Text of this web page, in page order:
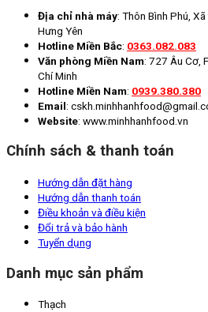
Địa chỉ nhà máy: Thôn Bình Phú,
Hưng Yên
Hotline Miền Bắc: 0363.082.083
Văn phòng Miền Nam: 727 Âu Cơ,
Chí Minh
Hotline Miền Nam: 0939.380.380
Email:
Website: www.minhhanhfood.vn
Chính sách & thanh toán
Hướng dẫn đặt hàng
Hướng dẫn thanh toán
Điều khoản và điều kiện
Đổi trả và bảo hành
Tuyển dụng
Danh mục sản phẩm
Thạch